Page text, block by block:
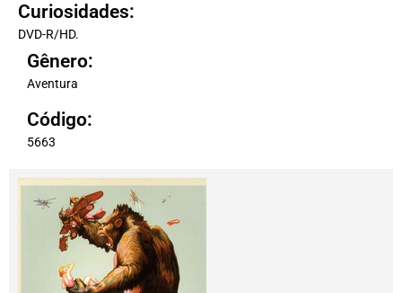
Curiosidades:
DVD-R/HD.
Gênero:
Aventura
Código:
5663